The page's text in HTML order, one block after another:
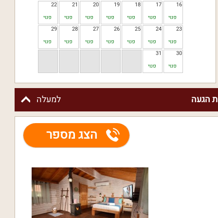
16
פנוי
17
פנוי
18
פנוי
19
פנוי
20
פנוי
21
פנוי
22
פנוי
23
פנוי
24
פנוי
25
פנוי
26
פנוי
27
פנוי
28
פנוי
29
פנוי
30
פנוי
31
פנוי
למעלה הגעה
הצג מספר